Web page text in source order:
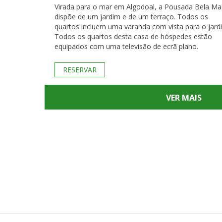
Virada para o mar em Algodoal, a Pousada Bela
dispõe de um jardim e de um terraço. Todos os
quartos incluem uma varanda com vista para o
Todos os quartos desta casa de hóspedes estão
equipados com uma televisão de ecrã plano.
RESERVAR
VER MAIS